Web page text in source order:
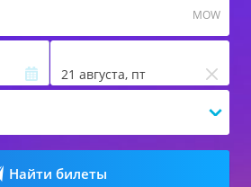
MOW
21 августа, пт
Найти билеты